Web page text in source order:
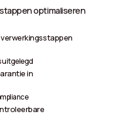
optimaliseren
uitgelegd
in